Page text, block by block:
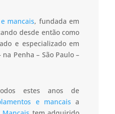
mancais, fundada em
desde então como
e especializado em
Penha – São Paulo –
estes anos de
e mancais a